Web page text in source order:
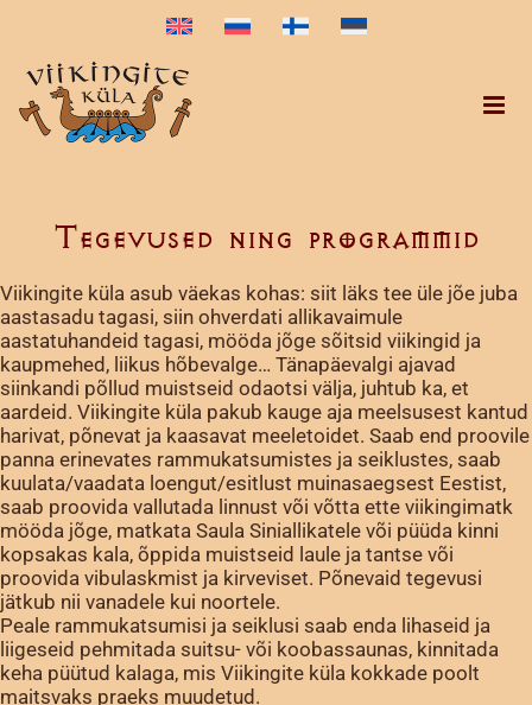
content
Tegevused ning programmid
Viikingite küla asub väekas kohas: siit läks tee üle jõe juba
aastasadu tagasi, siin ohverdati allikavaimule
aastatuhandeid tagasi, mööda jõge sõitsid viikingid ja
kaupmehed, liikus hõbevalge… Tänapäevalgi ajavad
siinkandi põllud muistseid odaotsi välja, juhtub ka, et
aardeid. Viikingite küla pakub kauge aja meelsusest kantud
harivat, põnevat ja kaasavat meeletoidet. Saab end proovile
panna erinevates rammukatsumistes ja seiklustes, saab
kuulata/vaadata loengut/esitlust muinasaegsest Eestist,
saab proovida vallutada linnust või võtta ette viikingimatk
mööda jõge, matkata Saula Siniallikatele või püüda kinni
kopsakas kala, õppida muistseid laule ja tantse või
proovida vibulaskmist ja kirveviset. Põnevaid tegevusi
jätkub nii vanadele kui noortele.
Peale rammukatsumisi ja seiklusi saab enda lihaseid ja
liigeseid pehmitada suitsu- või koobassaunas, kinnitada
keha püütud kalaga, mis Viikingite küla kokkade poolt
maitsvaks praeks muudetud.